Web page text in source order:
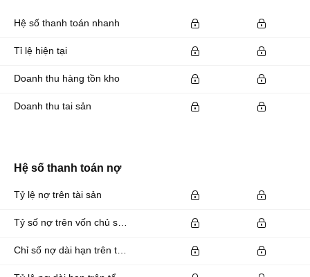
Hệ số thanh toán nhanh
Tỉ lệ hiện tại
Doanh thu hàng tồn kho
Doanh thu tai sản
Hệ số thanh toán nợ
Tỷ lệ nợ trên tài sản